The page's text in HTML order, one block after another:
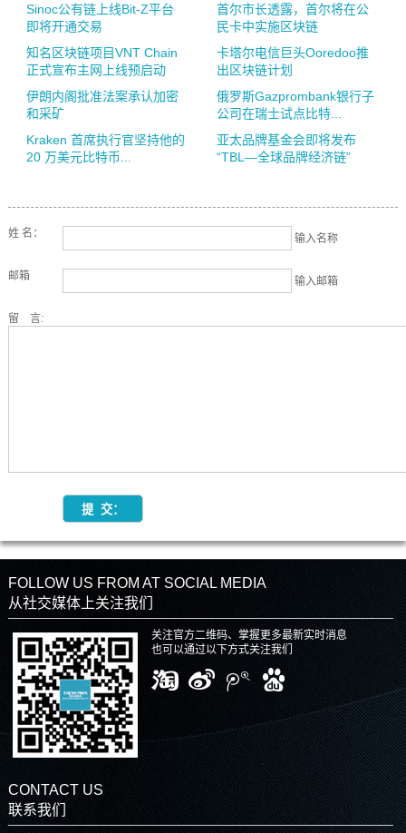
Sinoc公有链上线Bit-Z平台
即将开通交易
首尔市长透露，首尔将在公
民卡中实施区块链
知名区块链项目VNT Chain
正式宣布主网上线预启动
卡塔尔电信巨头Ooredoo推
出区块链计划
伊朗内阁批准法案承认加密
和采矿
俄罗斯Gazprombank银行子
公司在瑞士试点比特...
Kraken 首席执行官坚持他的
20 万美元比特币...
亚太品牌基金会即将发布
“TBL—全球品牌经济链”
姓 名： 输入名称
邮箱 输入邮箱
留 言:
FOLLOW US FROM AT SOCIAL MEDIA
从社交媒体上关注我们
关注官方二维码、掌握更多最新实时消息
也可以通过以下方式关注我们
CONTACT US
联系我们